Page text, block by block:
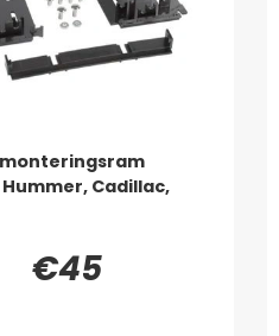
Cadillac,
€45